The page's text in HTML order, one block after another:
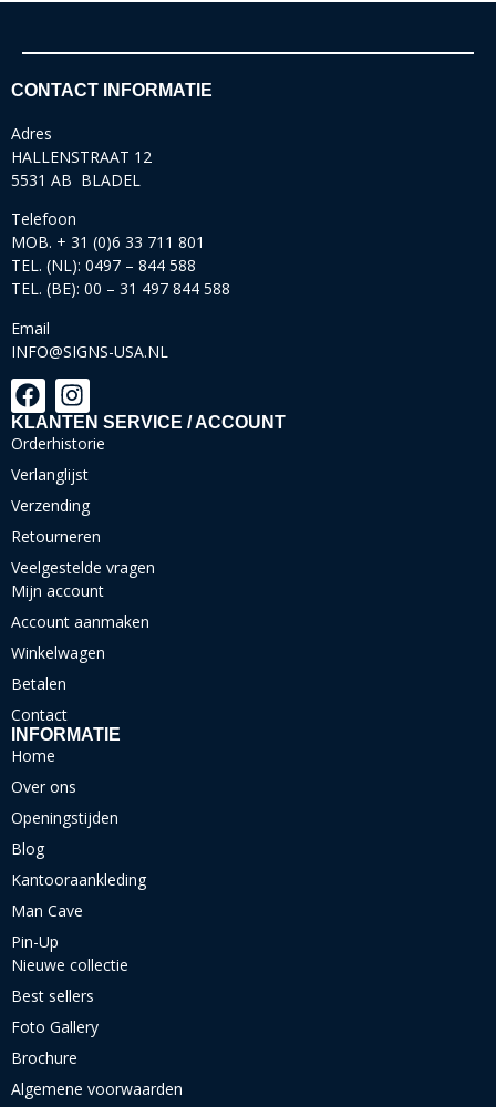
CONTACT INFORMATIE
Adres
HALLENSTRAAT 12
5531 AB BLADEL
Telefoon
MOB. + 31 (0)6 33 711 801
TEL. (NL): 0497 – 844 588
TEL. (BE): 00 – 31 497 844 588
Email
INFO@SIGNS-USA.NL
KLANTEN SERVICE / ACCOUNT
Orderhistorie
Verlanglijst
Verzending
Retourneren
Veelgestelde vragen
Mijn account
Account aanmaken
Winkelwagen
Betalen
Contact
INFORMATIE
Home
Over ons
Openingstijden
Blog
Kantooraankleding
Man Cave
Pin-Up
Nieuwe collectie
Best sellers
Foto Gallery
Brochure
Algemene voorwaarden